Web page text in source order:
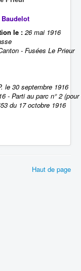
le : 26 mai 1916
- Fusées Le Prieur
le 30 septembre 1916
- Parti au parc n° 2 (pour
du 17 octobre 1916
Haut de page